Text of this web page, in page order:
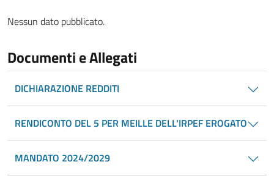
Nessun dato pubblicato.
Documenti e Allegati
DICHIARAZIONE REDDITI
RENDICONTO DEL 5 PER MEILLE DELL'IRPEF EROGATO
MANDATO 2024/2029